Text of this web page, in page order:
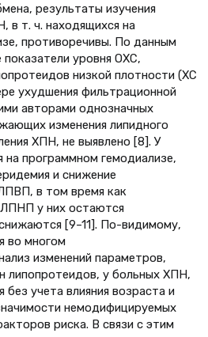
результаты изучения
в т. ч. находящихся на
противоречивы. По данным
уровня ОХС,
низкой плотности (ХС
ухудшения фильтрационной
авторами однозначных
изменения липидного
ХПН, не выявлено [8]. У
на программном гемодиализе,
и снижение
в том время как
у них остаются
[9–11]. По-видимому,
во многом
изменений параметров,
липопротеидов, у больных ХПН,
без учета влияния возраста и
немодифицируемых
риска. В связи с этим